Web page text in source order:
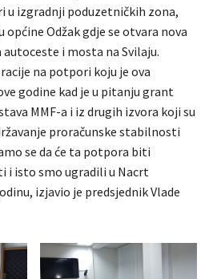
u izgradnji poduzetničkih zona,
Odžak gdje se otvara nova
i mosta na Svilaju.
na potpori koju je ova
godine kad je u pitanju grant
MMF-a i iz drugih izvora koji su
proračunske stabilnosti
se da će ta potpora biti
i isto smo ugradili u Nacrt
izjavio je predsjednik Vlade